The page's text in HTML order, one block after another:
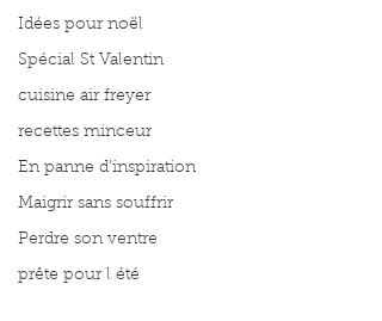
Idées pour noël
Spécial St Valentin
cuisine air freyer
recettes minceur
En panne d'inspiration
Maigrir sans souffrir
Perdre son ventre
prête pour l été